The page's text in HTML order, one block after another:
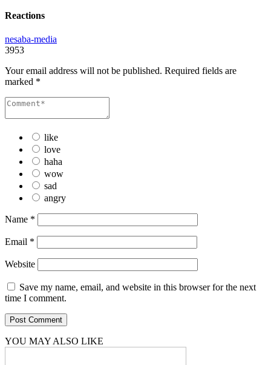
Reactions
nesaba-media
3953
Your email address will not be published. Required fields are
marked *
like
love
haha
wow
sad
angry
Name *
Email *
Website
Save my name, email, and website in this browser for the next
time I comment.
YOU MAY ALSO LIKE